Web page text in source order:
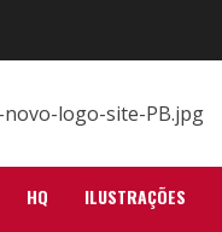
HQ ILUSTRAÇÕES